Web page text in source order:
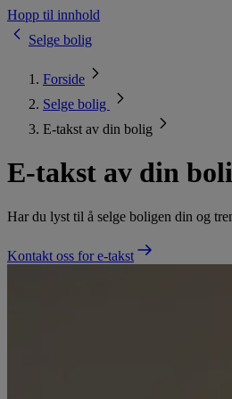
Hopp til innhold
Selge bolig
Forside
Selge bolig
E-takst av din bolig
E-takst av din
Har du lyst til å selge boligen din og
Kontakt oss for e-takst